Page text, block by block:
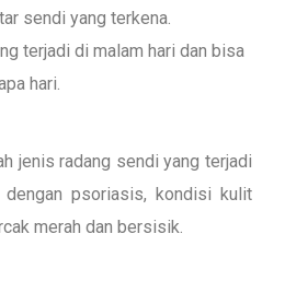
sendi yang terkena.
terjadi di malam hari dan bisa
hari.
jenis radang sendi yang terjadi
dengan psoriasis, kondisi kulit
merah dan bersisik.